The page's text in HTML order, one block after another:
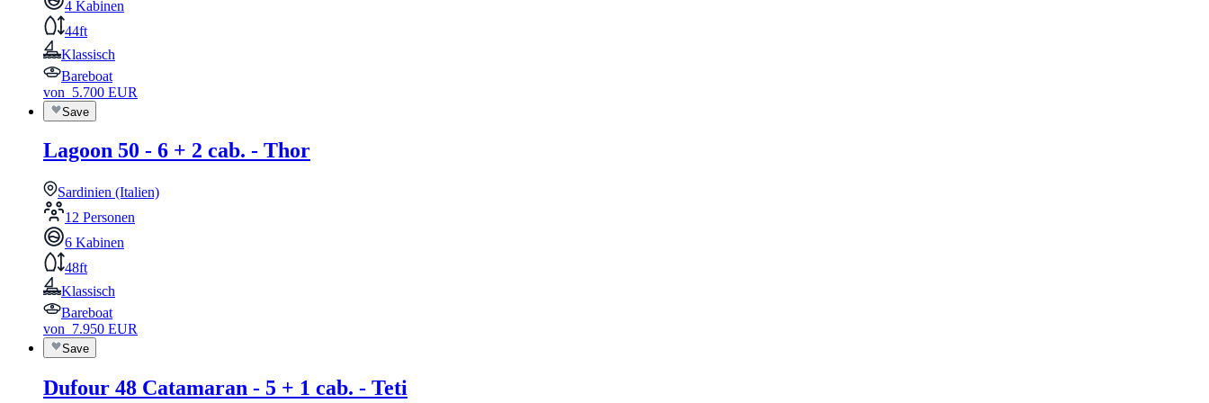
4 Kabinen
44ft
Klassisch
Bareboat
von 5.700 EUR
Save
Lagoon 50 - 6 + 2 cab. - Thor
Sardinien (Italien)
12 Personen
6 Kabinen
48ft
Klassisch
Bareboat
von 7.950 EUR
Save
Dufour 48 Catamaran - 5 + 1 cab. - Teti